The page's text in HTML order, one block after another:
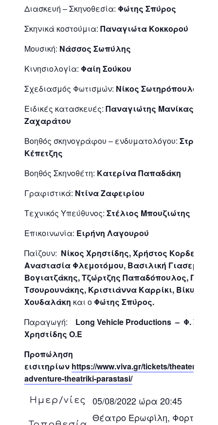
Διασκευή – Σκηνοθεσία: Φώτης Σπύρος
Σκηνικά κοστούμια: Παναγιώτα Κοκκορού
Μουσική: Νάσσος Σωπύλης
Κινησιολογία: Φαίη Σούκου
Σχεδιασμός Φωτισμών: Νίκος Σωτηρόπουλος
Ειδικές κατασκευές: Παναγιώτης Μανίκας
Ζαχαράτου
Βοηθός σκηνογράφου – ενδυματολόγου: Στράτος
Κέπετζης
Βοηθός Σκηνοθέτη: Κατερίνα Παπαδάκη
Γραφιστικά: Ντίνα Ζαφειρίου
Τεχνικός Υπεύθυνος: Στέλιος Μπουζιώτης
Επικοινωνία: Ειρήνη Λαγουρού
Παίζουν: Νίκος Χρηστίδης, Χρήστος Κορδελάς,
Αναστασία Φλεμοτόμου, Βασιλική Γιασεμί,
Βογιατζάκης, Τζώρτζης Παπαδόπουλος,
Τσουρουνάκης, Κριστιάννα Καρρίκι, Βίκυ
Χουδαλάκη και ο Φώτης Σπύρος.
Παραγωγή: Long Vehicle Productions – Φ.
Χρηστίδης Ο.Ε
Προπώληση
εισιτηρίων https://www.viva.gr/tickets/theater/tour/
adventure-theatriki-parastasi/
Ημερ/νίες 05/08/2022 ώρα 20:45
Θέατρο Ερωφίλη, Φορτέτζα,